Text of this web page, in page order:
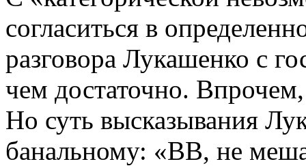
согласиться в
разговора Лукашенко с
чем достаточно.
Но суть высказывания
банальному: «ВВ, не